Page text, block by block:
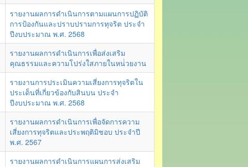
รายงานผลการดำเนินการตามแผนการปฏิบัติ
การป้องกันและปราบปรามการทุจริต ประจำ
ปีงบประมาณ พ.ศ. 2568
รายงานผลการดำเนินการเพื่อส่งเสริม
คุณธรรมและความโปร่งใสภายในหน่่วยงาน
รายงานการประเมินความเสี่ยงการทุจริตใน
ประเด็นที่เกี่ยวข้องกับสินบน ประจำ
ปีงบประมาณ พ.ศ. 2568
รายงานผลการดำเนินการเพื่อจัดการความ
เสี่ยงการทุจริตและประพฤติมิชอบ ประจำปี
พ.ศ. 2567
รายงานผลการดำเนินการแผนการส่งเสริม